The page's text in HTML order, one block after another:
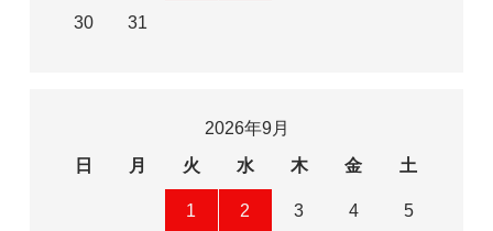
30 31
2026年9月
日
月 火 水 木 金 土
1 2 3 4 5